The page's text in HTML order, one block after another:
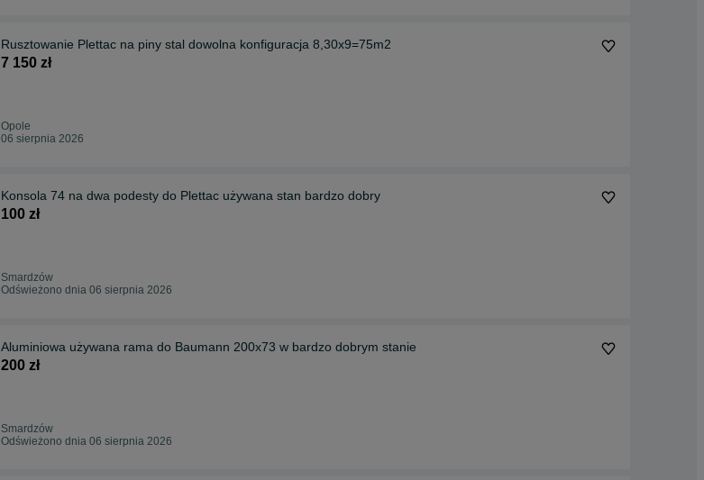
Rusztowanie Plettac na piny stal dowolna konfiguracja 8,30x9=75m2
7 150 zł
Opole
06 sierpnia 2026
Konsola 74 na dwa podesty do Plettac używana stan bardzo dobry
100 zł
Smardzów
Odświeżono dnia 06 sierpnia 2026
Aluminiowa używana rama do Baumann 200x73 w bardzo dobrym stanie
200 zł
Smardzów
Odświeżono dnia 06 sierpnia 2026